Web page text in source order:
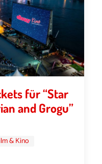
für “Star
and Grogu”
& Kino